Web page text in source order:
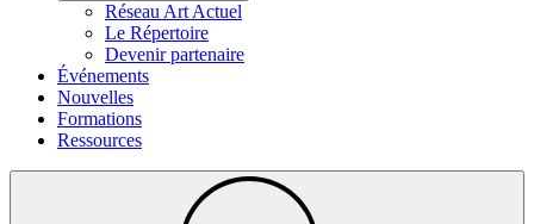
Réseau Art Actuel
Le Répertoire
Devenir partenaire
Événements
Nouvelles
Formations
Ressources